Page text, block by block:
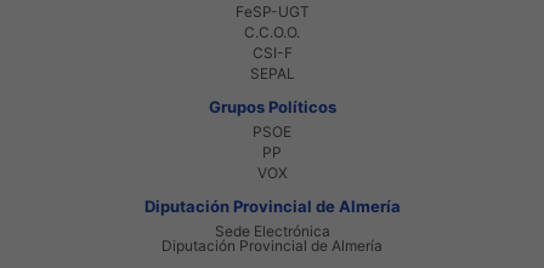
FeSP-UGT
C.C.O.O.
CSI-F
SEPAL
Grupos Políticos
PSOE
PP
VOX
Diputación Provincial de Almería
Sede Electrónica
Diputación Provincial de Almería